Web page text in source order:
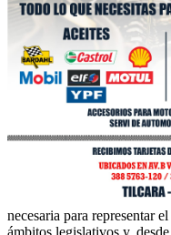
necesaria para representar
ámbitos legislativos y,